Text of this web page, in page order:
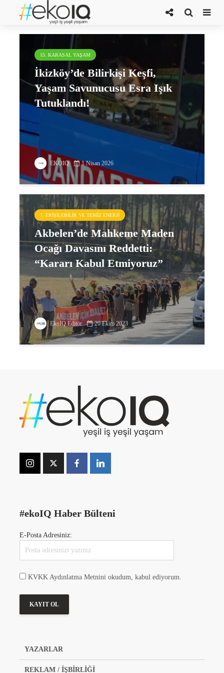
bilirkişi keşfi
15. KARASAL YAŞAM
İkizköy’de Bilirkişi Keşfi,
Yaşam Savunucusu Esra Işık
Tutuklandı!
EKOIQ 1 Nisan 2026
7. ERIŞILEBILIR VE TEMIZ ENERJI
Akbelen’de Mahkeme Maden
Ocağı Davasını Reddetti:
“Kararı Kabul Etmiyoruz”
EkoIQ Editör 20 Ekim 2023
#ekoIQ Haber Bülteni
E-Posta Adresiniz:
KVKK Aydınlatma Metnini okudum, kabul ediyorum.
YAZARLAR
REKLAM / İŞBİRLİĞİ